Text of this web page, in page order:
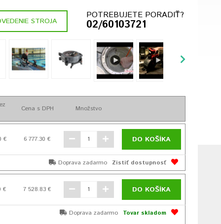
STROJA
POTREBUJETE PORADIŤ?
02/60103721
Cena s DPH Množstvo
€ 6 777.30 € DO KOŠÍKA
Zistiť dostupnosť
Doprava zadarmo
€ 7 528.83 € DO KOŠÍKA
Tovar skladom
Doprava zadarmo